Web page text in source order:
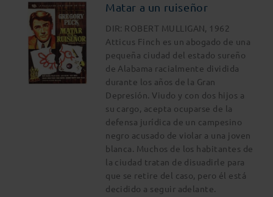
Matar a un ruiseñor
DIR: ROBERT MULLIGAN, 1962
Atticus Finch es un abogado de una
pequeña ciudad del estado sureño
de Alabama racialmente dividida
durante los años de la Gran
Depresión. Viudo y con dos hijos a
su cargo, acepta ocuparse de la
defensa jurídica de un campesino
negro acusado de violar a una joven
blanca. Muchos de los habitantes de
la ciudad tratan de disuadirle para
que se retire del caso, pero él está
decidido a seguir adelante.